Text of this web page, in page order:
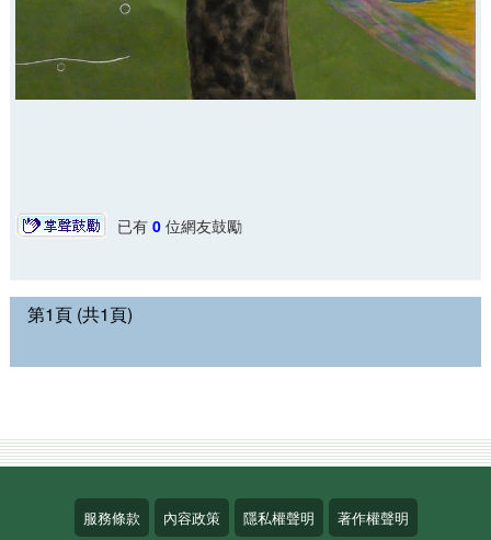
已有 0位網友鼓勵
第1頁 (共1頁)
服務條款 內容政策 隱私權聲明 著作權聲明